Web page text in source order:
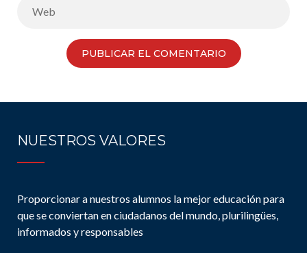
NUESTROS VALORES
Proporcionar a nuestros alumnos la mejor educación para
que se conviertan en ciudadanos del mundo, plurilingües,
informados y responsables